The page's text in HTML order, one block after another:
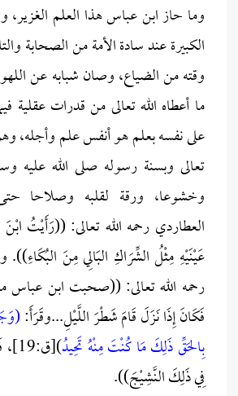
وما حاز ابن عباس هذا العلم الغزير،
الكبيرة عند سادة الأمة من الصحابة
وقته من الضياع، وصان شبابه عن
ما أعطاه الله تعالى من قدرات عقلية
على نفسه بعلم هو أنفس علم وأجله،
تعالى وبسنة رسوله صلى الله عليه
وخشوعا، ورقة لقلبه وصلاحا
العطاردي رحمه الله تعالى: ((رَأَيْتُ
عَيْنَيْهِ مِثْلُ الشِّرَاكِ البَالِي مِنَ البُكَاءِ)).
رحمه الله تعالى: ((صحبت ابن عباس
فَكَانَ إِذَا نَزَلَ قَامَ شَطْرَ اللَّيْلِ...وقَرَأَ:
بِالحَقِّ ذَلِكَ مَا كُنْتَ مِنْهُ تَحِيدُ
فِي ذَلِكَ النَّشِيْجَ)).